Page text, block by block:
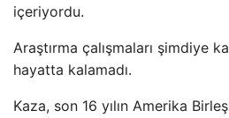
içeriyordu.
Araştırma çalışmaları şimdiye
hayatta kalamadı.
Kaza, son 16 yılın Amerika